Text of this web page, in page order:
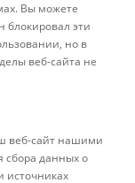
Вы можете
блокировал эти
но в
веб-сайта не
веб-сайт нашими
сбора данных о
источниках